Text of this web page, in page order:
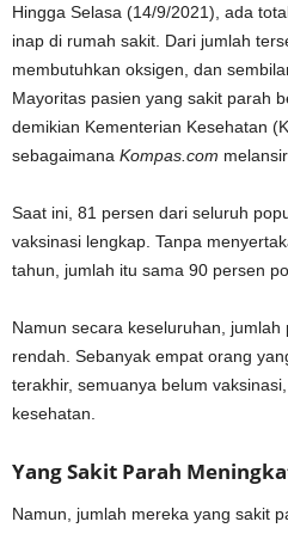
Hingga Selasa (14/9/2021), ada
inap di rumah sakit. Dari jumlah
membutuhkan oksigen, dan
Mayoritas pasien yang sakit parah
demikian Kementerian Kesehatan
sebagaimana Kompas.com melansir
Saat ini, 81 persen dari seluruh
vaksinasi lengkap. Tanpa
tahun, jumlah itu sama 90 persen
Namun secara keseluruhan,
rendah. Sebanyak empat orang
terakhir, semuanya belum
kesehatan.
Yang Sakit Parah
Namun, jumlah mereka yang sakit